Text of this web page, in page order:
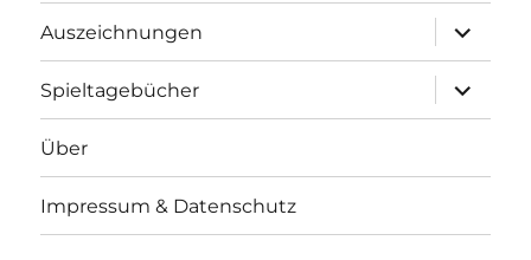
Auszeichnungen
öffnen
Spieltagebücher
öffnen
Über
Impressum & Datenschutz